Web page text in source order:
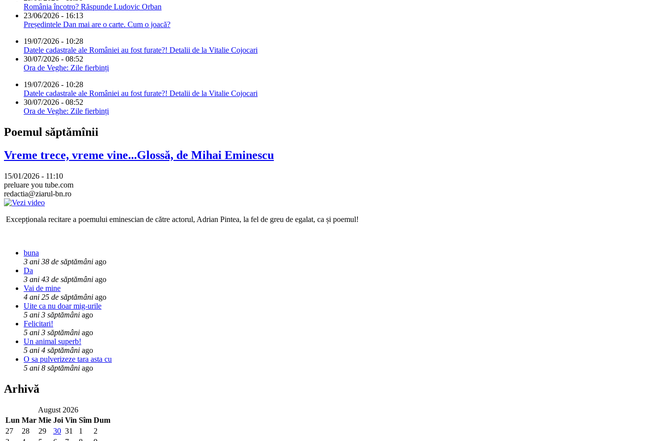
România încotro? Răspunde Ludovic Orban
23/06/2026 - 16:13
Președintele Dan mai are o carte. Cum o joacă?
19/07/2026 - 10:28
Datele cadastrale ale României au fost furate?! Detalii de la Vitalie Cojocari
30/07/2026 - 08:52
Ora de Veghe: Zile fierbinți
19/07/2026 - 10:28
Datele cadastrale ale României au fost furate?! Detalii de la Vitalie Cojocari
30/07/2026 - 08:52
Ora de Veghe: Zile fierbinți
Poemul săptămînii
Vreme trece, vreme vine...Glossă, de Mihai Eminescu
15/01/2026 - 11:10
preluare you tube.com
redactia@ziarul-bn.ro
Excepționala recitare a poemului eminescian de către actorul, Adrian Pintea, la fel de greu de egalat, ca și poemul!
buna
3 ani 38 de săptămâni ago
Da
3 ani 43 de săptămâni ago
Vai de mine
4 ani 25 de săptămâni ago
Uite ca nu doar mig-urile
5 ani 3 săptămâni ago
Felicitari!
5 ani 3 săptămâni ago
Un animal superb!
5 ani 4 săptămâni ago
O sa pulverizeze tara asta cu
5 ani 8 săptămâni ago
Arhivă
August 2026
Lun Mar Mie Joi Vin Sîm Dum
27
28 29 30 31 1
2